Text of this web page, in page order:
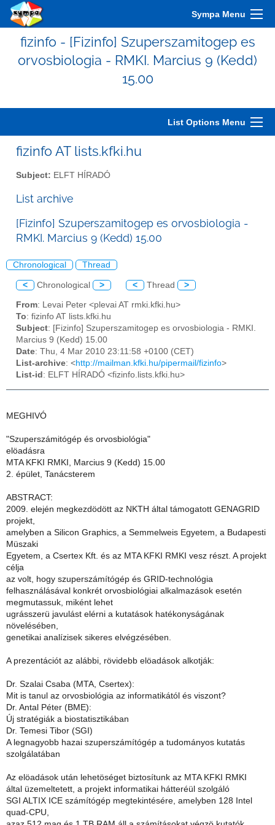
Sympa Menu
fizinfo - [Fizinfo] Szuperszamitogep es
orvosbiologia - RMKI. Marcius 9 (Kedd)
15.00
List Options Menu
fizinfo AT lists.kfki.hu
Subject: ELFT HÍRADÓ
List archive
[Fizinfo] Szuperszamitogep es orvosbiologia -
RMKI. Marcius 9 (Kedd) 15.00
Chronological Thread
< Chronological > < Thread >
From: Levai Peter <plevai AT rmki.kfki.hu>
To: fizinfo AT lists.kfki.hu
Subject: [Fizinfo] Szuperszamitogep es orvosbiologia - RMKI.
Marcius 9 (Kedd) 15.00
Date: Thu, 4 Mar 2010 23:11:58 +0100 (CET)
List-archive: <http://mailman.kfki.hu/pipermail/fizinfo>
List-id : ELFT HÍRADÓ <fizinfo.lists.kfki.hu>
MEGHIVÓ
"Szuperszámitógép és orvosbiológia"
elöadásra
MTA KFKI RMKI, Marcius 9 (Kedd) 15.00
2. épület, Tanácsterem
ABSTRACT:
2009. elején megkezdödött az NKTH által támogatott GENAGRID
projekt,
amelyben a Silicon Graphics, a Semmelweis Egyetem, a Budapesti
Müszaki
Egyetem, a Csertex Kft. és az MTA KFKI RMKI vesz részt. A projekt
célja
az volt, hogy szuperszámítógép és GRID-technológia
felhasználásával konkrét orvosbiológiai alkalmazások esetén
megmutassuk, miként lehet
ugrásszerü javulást elérni a kutatások hatékonyságának
növelésében,
genetikai analízisek sikeres elvégzésében.
A prezentációt az alábbi, rövidebb elöadások alkotják:
Dr. Szalai Csaba (MTA, Csertex):
Mit is tanul az orvosbiológia az informatikától és viszont?
Dr. Antal Péter (BME):
Új stratégiák a biostatisztikában
Dr. Temesi Tibor (SGI)
A legnagyobb hazai szuperszámítógép a tudományos kutatás
szolgálatában
Az elöadások után lehetöséget biztosítunk az MTA KFKI RMKI
által üzemeltetett, a projekt informatikai hátteréül szolgáló
SGI ALTIX ICE számítógép megtekintésére, amelyben 128 Intel
quad-CPU,